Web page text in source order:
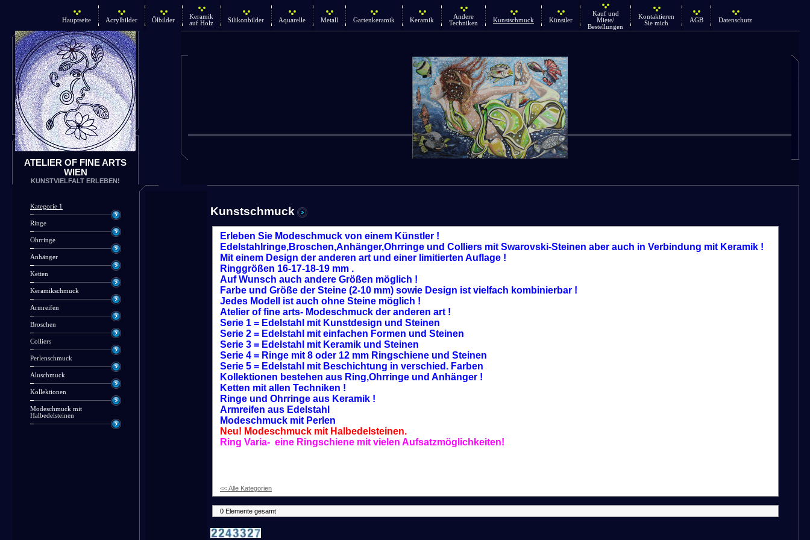
Hauptseite Acrylbilder Ölbilder
Keramik
auf Holz
Silikonbilder Aquarelle Metall Gartenkeramik Keramik
Andere
Techniken
Kunstschmuck Künstler
Kauf und
Miete/
Bestellungen
Kontaktieren
Sie mich
AGB Datenschutz
ATELIER OF FINE ARTS
WIEN
KUNSTVIELFALT ERLEBEN!
Kategorie 1
Ringe
Ohrringe
Anhänger
Ketten
Keramikschmuck
Armreifen
Broschen
Colliers
Perlenschmuck
Aluschmuck
Kollektionen
Modeschmuck mit
Halbedelsteinen
Kunstschmuck
Erleben Sie Modeschmuck von einem Künstler !
Edelstahlringe,Broschen,Anhänger,Ohrringe und Colliers mit Swarovski-Steinen aber auch in Verbindung mit Keramik !
Mit einem Design der anderen art und einer limitierten Auflage !
Ringgrößen 16-17-18-19 mm .
Auf Wunsch auch andere Größen möglich !
Farbe und Größe der Steine (2-10 mm) sowie Design ist vielfach kombinierbar !
Jedes Modell ist auch ohne Steine möglich !
Atelier of fine arts- Modeschmuck der anderen art !
Serie 1 = Edelstahl mit Kunstdesign und Steinen
Serie 2 = Edelstahl mit einfachen Formen und Steinen
Serie 3 = Edelstahl mit Keramik und Steinen
Serie 4 = Ringe mit 8 oder 12 mm Ringschiene und Steinen
Serie 5 = Edelstahl mit Beschichtung in verschied. Farben
Kollektionen bestehen aus Ring,Ohrringe und Anhänger !
Ketten mit allen Techniken !
Ringe und Ohrringe aus Keramik !
Armreifen aus Edelstahl
Modeschmuck mit Perlen
Neu! Modeschmuck mit Halbedelsteinen.
Ring Varia- eine Ringschiene mit vielen Aufsatzmöglichkeiten!
<< Alle Kategorien
0 Elemente gesamt